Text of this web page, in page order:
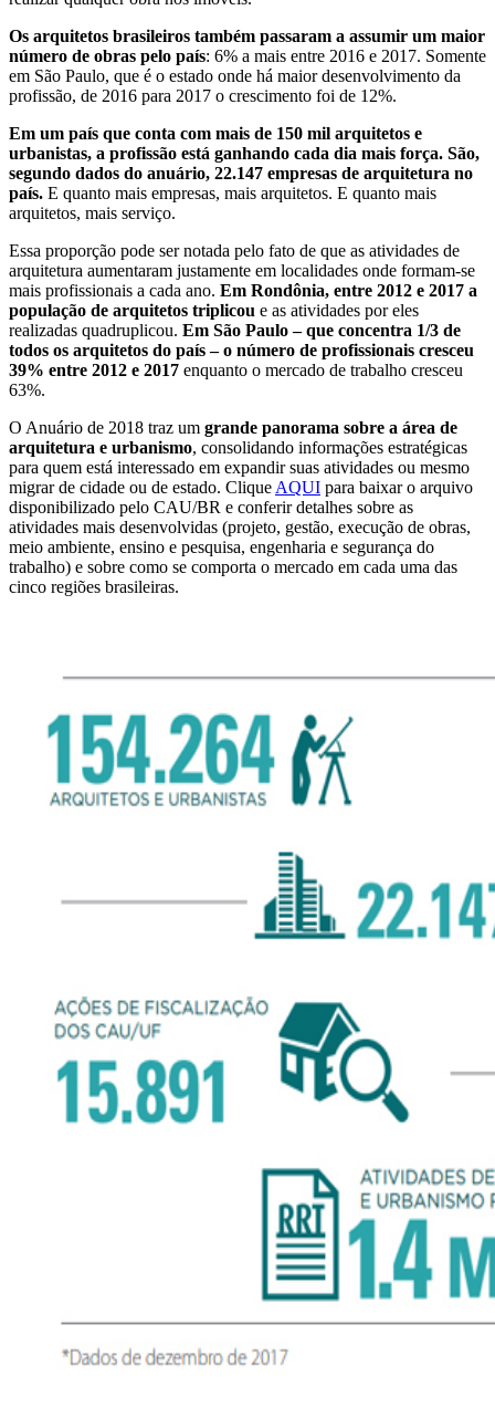
Os arquitetos brasileiros também passaram a assumir um maior
número de obras pelo país: 6% a mais entre 2016 e 2017. Somente
em São Paulo, que é o estado onde há maior desenvolvimento da
profissão, de 2016 para 2017 o crescimento foi de 12%.
Em um país que conta com mais de 150 mil arquitetos e
urbanistas, a profissão está ganhando cada dia mais força. São,
segundo dados do anuário, 22.147 empresas de arquitetura no
país. E quanto mais empresas, mais arquitetos. E quanto mais
arquitetos, mais serviço.
Essa proporção pode ser notada pelo fato de que as atividades de
arquitetura aumentaram justamente em localidades onde formam-se
mais profissionais a cada ano. Em Rondônia, entre 2012 e 2017 a
população de arquitetos triplicou e as atividades por eles
realizadas quadruplicou. Em São Paulo – que concentra 1/3 de
todos os arquitetos do país – o número de profissionais cresceu
39% entre 2012 e 2017 enquanto o mercado de trabalho cresceu
63%.
O Anuário de 2018 traz um grande panorama sobre a área de
arquitetura e urbanismo, consolidando informações estratégicas
para quem está interessado em expandir suas atividades ou mesmo
migrar de cidade ou de estado. Clique AQUI para baixar o arquivo
disponibilizado pelo CAU/BR e conferir detalhes sobre as
atividades mais desenvolvidas (projeto, gestão, execução de obras,
meio ambiente, ensino e pesquisa, engenharia e segurança do
trabalho) e sobre como se comporta o mercado em cada uma das
cinco regiões brasileiras.